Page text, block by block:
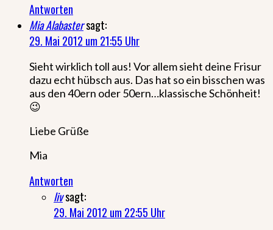
Antworten
Mia Alabastersagt:
29. Mai 2012 um 21:55 Uhr
Sieht wirklich toll aus! Vor allem sieht deine Frisur
dazu echt hübsch aus. Das hat so ein bisschen was
aus den 40ern oder 50ern…klassische Schönheit!
😉
Liebe Grüße
Mia
Antworten
livsagt:
29. Mai 2012 um 22:55 Uhr